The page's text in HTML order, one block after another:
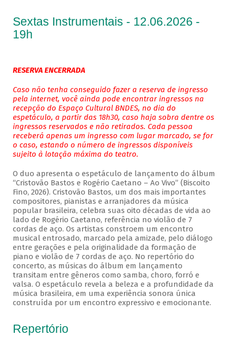
Sextas Instrumentais - 12.06.2026 -
19h
RESERVA ENCERRADA
Caso não tenha conseguido fazer a reserva de ingresso
pela internet, você ainda pode encontrar ingressos na
recepção do Espaço Cultural BNDES, no dia do
espetáculo, a partir das 18h30, caso haja sobra dentre os
ingressos reservados e não retirados. Cada pessoa
receberá apenas um ingresso com lugar marcado, se for
o caso, estando o número de ingressos disponíveis
sujeito à lotação máxima do teatro.
O duo apresenta o espetáculo de lançamento do álbum
“Cristovão Bastos e Rogério Caetano – Ao Vivo” (Biscoito
Fino, 2026). Cristovão Bastos, um dos mais importantes
compositores, pianistas e arranjadores da música
popular brasileira, celebra suas oito décadas de vida ao
lado de Rogério Caetano, referência no violão de 7
cordas de aço. Os artistas constroem um encontro
musical entrosado, marcado pela amizade, pelo diálogo
entre gerações e pela originalidade da formação de
piano e violão de 7 cordas de aço. No repertório do
concerto, as músicas do álbum em lançamento
transitam entre gêneros como samba, choro, forró e
valsa. O espetáculo revela a beleza e a profundidade da
música brasileira, em uma experiência sonora única
construída por um encontro expressivo e emocionante.
Repertório